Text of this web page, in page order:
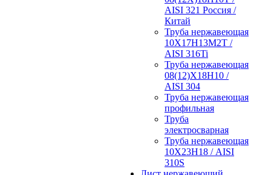
AISI 321 Россия /
Китай
Труба нержавеющая
10Х17Н13М2Т /
AISI 316Ti
Труба нержавеющая
08(12)Х18Н10 /
AISI 304
Труба нержавеющая
профильная
Труба
электросварная
Труба нержавеющая
10Х23Н18 / AISI
310S